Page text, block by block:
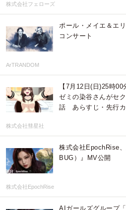
株式会社フェローズ
ポール・メイエ＆エ
コンサート
ArTRANDOM
【7月12日(日)25時
ゼミの染谷さんがセ
話 あらすじ・先行カ
株式会社彗星社
株式会社EpochRise
BUG）』MV公開
株式会社EpochRise
AIガールズグループ